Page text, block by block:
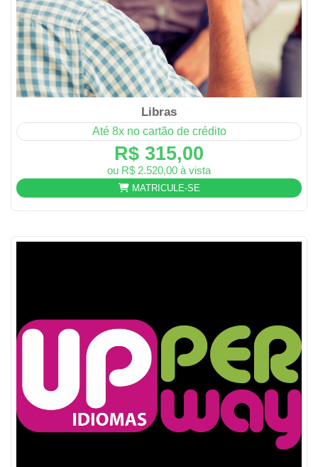
Libras
Até 8x no cartão de crédito
R$ 315,00
ou R$ 2.520,00 à vista
MATRICULE-SE